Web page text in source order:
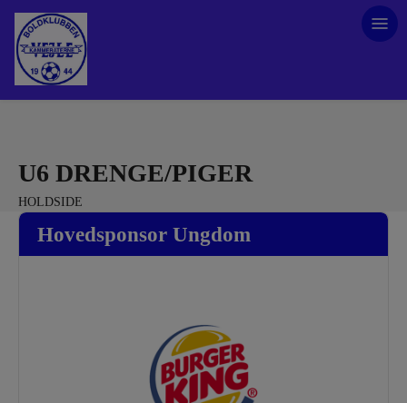
U6 DRENGE/PIGER
HOLDSIDE
Hovedsponsor Ungdom